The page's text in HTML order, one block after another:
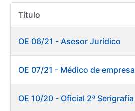
Mostrar/Ocultar
Mostrar/Ocultar
Título
OE 06/21 - Asesor Jurídico
OE 07/21 - Médico de empresa
OE 10/20 - Oficial 2ª Serigrafía